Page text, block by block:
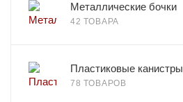
Металлические бочки
42 ТОВАРА
Пластиковые канистры
78 ТОВАРОВ